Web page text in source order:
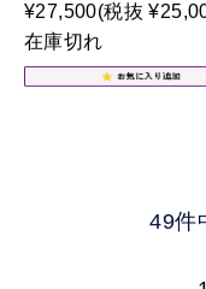
¥27,500(税抜
在庫切れ
49件